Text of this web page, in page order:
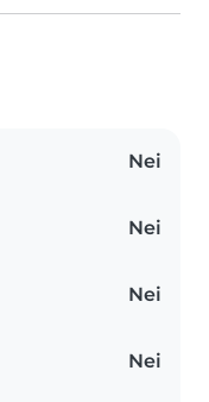
Nei
Nei
Nei
Nei